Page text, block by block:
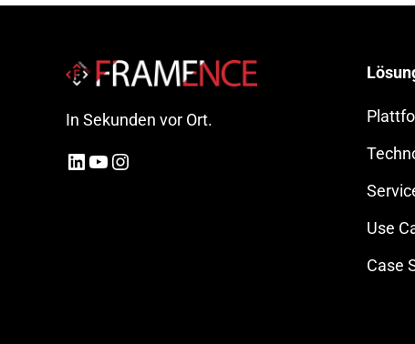
In Sekunden vor Ort.
LinkedIn YouTube Instagram
Use
Case